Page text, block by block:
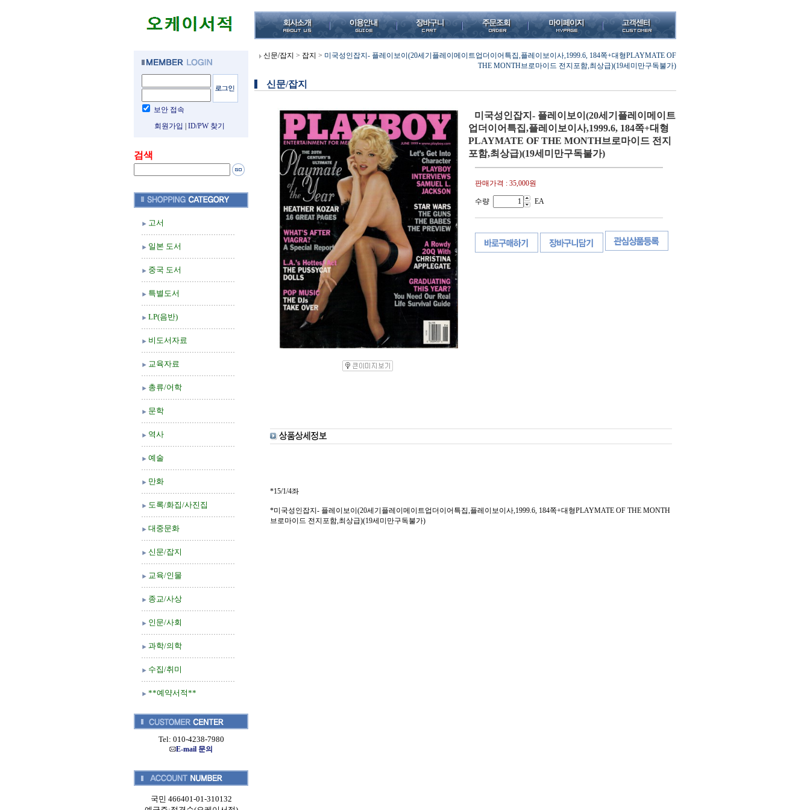
보안 접속
회원가입
ID/PW 찾기
검색
고서
일본 도서
중국 도서
특별도서
LP(음반)
비도서자료
교육자료
총류/어학
문학
역사
예술
만화
도록/화집/사진집
대중문화
신문/잡지
교육/인물
종교/사상
인문/사회
과학/의학
수집/취미
**예약서적**
Tel: 010-4238-7980
E-mail 문의
국민 466401-01-310132
신문/잡지 > 잡지 > 미국성인잡지- 플레이보이(20세기플레이메이트업더이어특집,플레이보이사,1999.6, 184쪽+대형PLAYMATE OF
THE MONTH브로마이드 전지포함,최상급)(19세미만구독불가)
신문/잡지
미국성인잡지- 플레이보이(20세기플레이메이트
업더이어특집,플레이보이사,1999.6, 184쪽+대형
PLAYMATE OF THE MONTH브로마이드 전지
포함,최상급)(19세미만구독불가)
판매가격 : 35,000원
수량 EA
*15/1/4좌
*미국성인잡지- 플레이보이(20세기플레이메이트업더이어특집,플레이보이사,1999.6, 184쪽+대형PLAYMATE OF THE MONTH
브로마이드 전지포함,최상급)(19세미만구독불가)